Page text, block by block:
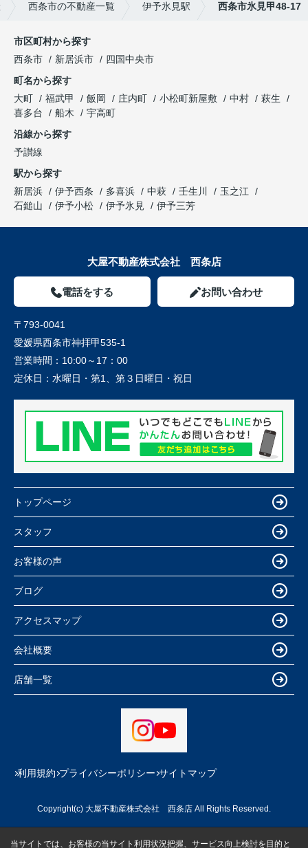
西条市の不動産一覧 伊予氷見駅 西条市氷見甲48-17
市区町村から探す
西条市
新居浜市
四国中央市
町名から探す
大町
福武甲 飯岡 庄内町 小松町新屋敷 中村
萩生
喜多台
船木
宇高町
沿線から探す
予讃線
駅から探す
新居浜
伊予西条 多喜浜 中萩 壬生川
玉之江
石鎚山
伊予小松 伊予氷見 伊予三芳
大屋不動産株式会社 西条店
電話をする お問い合わせ
〒793-0041
愛媛県西条市神拝甲535-1
営業時間： 10:00～17：00
定休日： 水曜日・第1、第３日曜日・祝日
トップページ
スタッフ
お客様の声
ブログ
アクセスマップ
会社概要
店舗一覧
利用規約 プライバシーポリシー サイトマップ
Copyright(c) 大屋不動産株式会社 西条店 All Rights Reserved.
当サイトでは、お客様の当サイト利用状況把握、サービス向上検討を目的と